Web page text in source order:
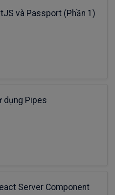
và Passport (Phần 1)
dụng Pipes
Server Component